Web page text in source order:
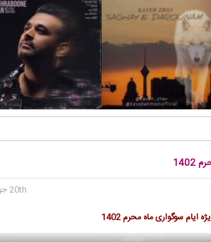
20th جولای 2023
ایام سوگواری ماه محرم 1402